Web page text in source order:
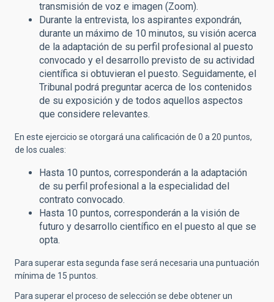
transmisión de voz e imagen (Zoom).
Durante la entrevista, los aspirantes expondrán,
durante un máximo de 10 minutos, su visión acerca
de la adaptación de su perfil profesional al puesto
convocado y el desarrollo previsto de su actividad
científica si obtuvieran el puesto. Seguidamente, el
Tribunal podrá preguntar acerca de los contenidos
de su exposición y de todos aquellos aspectos
que considere relevantes.
En este ejercicio se otorgará una calificación de 0 a 20 puntos,
de los cuales:
Hasta 10 puntos, corresponderán a la adaptación
de su perfil profesional a la especialidad del
contrato convocado.
Hasta 10 puntos, corresponderán a la visión de
futuro y desarrollo científico en el puesto al que se
opta.
Para superar esta segunda fase será necesaria una puntuación
mínima de 15 puntos.
Para superar el proceso de selección se debe obtener un